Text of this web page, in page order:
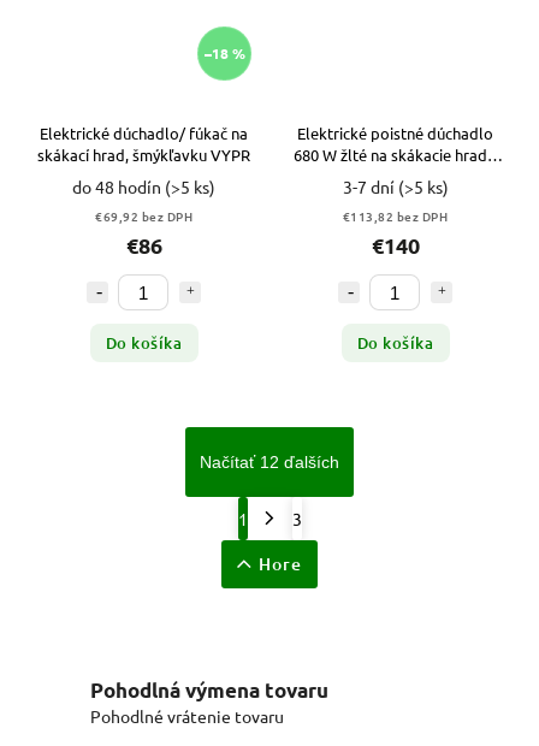
–18 %
Elektrické dúchadlo/ fúkač na
skákací hrad, šmýkľavku VYPR
do 48 hodín (>5 ks)
€69,92 bez DPH
€86
Do košíka
Elektrické poistné dúchadlo
680 W žlté na skákacie hrady,
šmýkľavky
3-7 dní (>5 ks)
€113,82 bez DPH
€140
Do košíka
Načítať 12 ďalších
1 3
Hore
Pohodlná výmena tovaru
Pohodlné vrátenie tovaru